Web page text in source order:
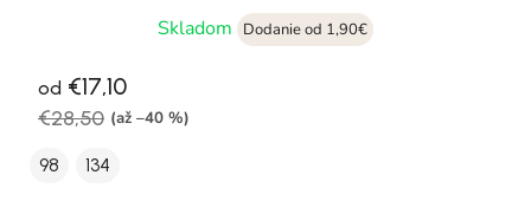
Skladom
Dodanie od 1,90€
od €17,10
€28,50 (až –40 %)
98 134